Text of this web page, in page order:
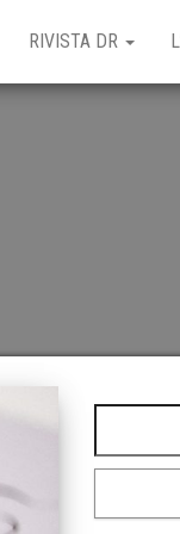
RIVISTA DR